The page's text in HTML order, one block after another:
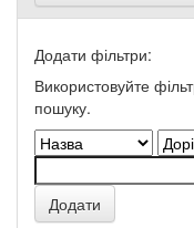
Додати фільтри:
Використовуйте
пошуку.